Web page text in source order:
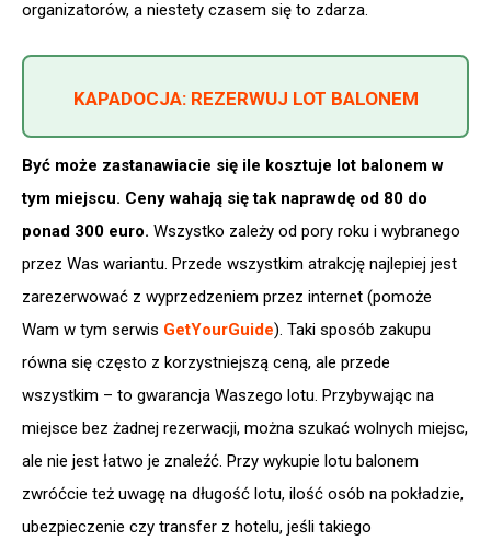
organizatorów, a niestety czasem się to zdarza.
KAPADOCJA: REZERWUJ LOT BALONEM
Być może zastanawiacie się ile kosztuje lot balonem w
tym miejscu. Ceny wahają się tak naprawdę od 80 do
ponad 300 euro. Wszystko zależy od pory roku i wybranego
przez Was wariantu. Przede wszystkim atrakcję najlepiej jest
zarezerwować z wyprzedzeniem przez internet (pomoże
Wam w tym serwis GetYourGuide). Taki sposób zakupu
równa się często z korzystniejszą ceną, ale przede
wszystkim – to gwarancja Waszego lotu. Przybywając na
miejsce bez żadnej rezerwacji, można szukać wolnych miejsc,
ale nie jest łatwo je znaleźć. Przy wykupie lotu balonem
zwróćcie też uwagę na długość lotu, ilość osób na pokładzie,
ubezpieczenie czy transfer z hotelu, jeśli takiego